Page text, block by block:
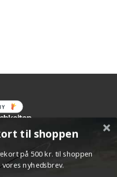
til shoppen
på 500 kr. til shoppen
nyhedsbrev.